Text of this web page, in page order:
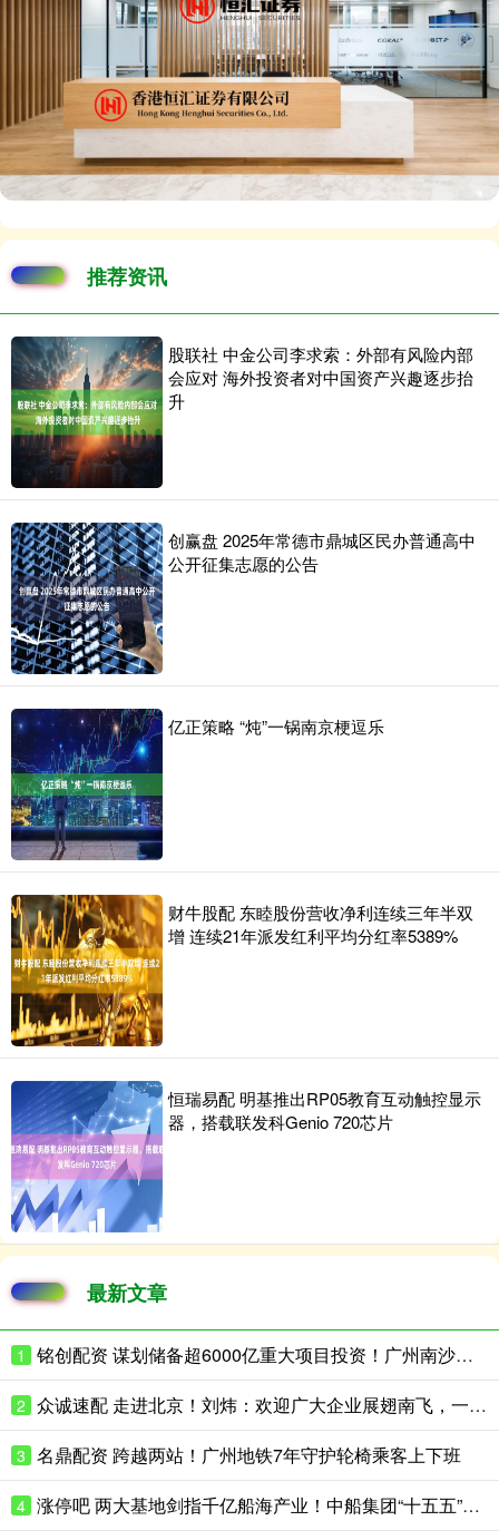
推荐资讯
股联社 中金公司李求索：外部有风险内部
会应对 海外投资者对中国资产兴趣逐步抬
升
创赢盘 2025年常德市鼎城区民办普通高中
公开征集志愿的公告
亿正策略 “炖”一锅南京梗逗乐
财牛股配 东睦股份营收净利连续三年半双
增 连续21年派发红利平均分红率5389%
恒瑞易配 明基推出RP05教育互动触控显示
器，搭载联发科Genio 720芯片
最新文章
1 铭创配资 谋划储备超6000亿重大项目投资！广州南沙在京宣介“十五五”规划新机遇
2 众诚速配 走进北京！刘炜：欢迎广大企业展翅南飞，一起“来南沙，创未来”
3 名鼎配资 跨越两站！广州地铁7年守护轮椅乘客上下班
4 涨停吧 两大基地剑指千亿船海产业！中船集团“十五五”再加码南沙